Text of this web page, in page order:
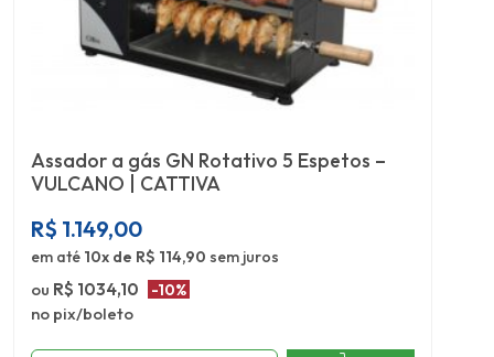
Assador a gás GN Rotativo 5 Espetos –
VULCANO | CATTIVA
R$ 1.149,00
em até 10x de R$ 114,90 sem juros
ou R$ 1034,10 -10%
no pix/boleto